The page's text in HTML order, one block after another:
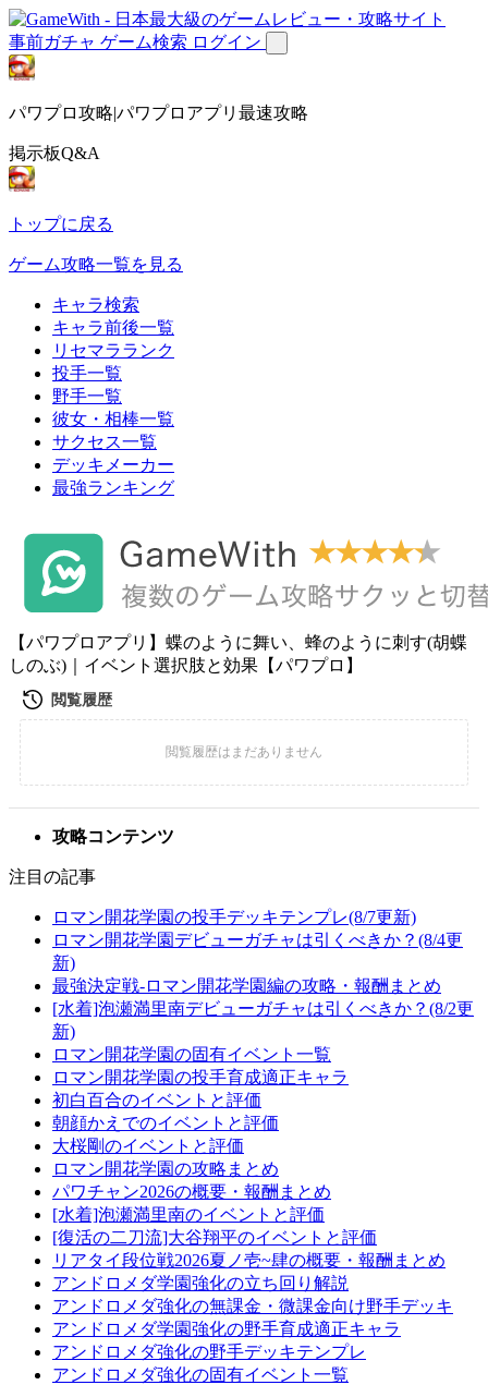
事前ガチャ ゲーム検索 ログイン
パワプロ攻略|パワプロアプリ最速攻略
掲示板Q&A
トップに戻る
ゲーム攻略一覧を見る
キャラ検索
キャラ前後一覧
リセマラランク
投手一覧
野手一覧
彼女・相棒一覧
サクセス一覧
デッキメーカー
最強ランキング
【パワプロアプリ】蝶のように舞い、蜂のように刺す(胡蝶
しのぶ)｜イベント選択肢と効果【パワプロ】
攻略コンテンツ
注目の記事
ロマン開花学園の投手デッキテンプレ(8/7更新)
ロマン開花学園デビューガチャは引くべきか？(8/4更
新)
最強決定戦-ロマン開花学園編の攻略・報酬まとめ
[水着]泡瀬満里南デビューガチャは引くべきか？(8/2更
新)
ロマン開花学園の固有イベント一覧
ロマン開花学園の投手育成適正キャラ
初白百合のイベントと評価
朝顔かえでのイベントと評価
大桜剛のイベントと評価
ロマン開花学園の攻略まとめ
パワチャン2026の概要・報酬まとめ
[水着]泡瀬満里南のイベントと評価
[復活の二刀流]大谷翔平のイベントと評価
リアタイ段位戦2026夏ノ壱~肆の概要・報酬まとめ
アンドロメダ学園強化の立ち回り解説
アンドロメダ強化の無課金・微課金向け野手デッキ
アンドロメダ学園強化の野手育成適正キャラ
アンドロメダ強化の野手デッキテンプレ
アンドロメダ強化の固有イベント一覧